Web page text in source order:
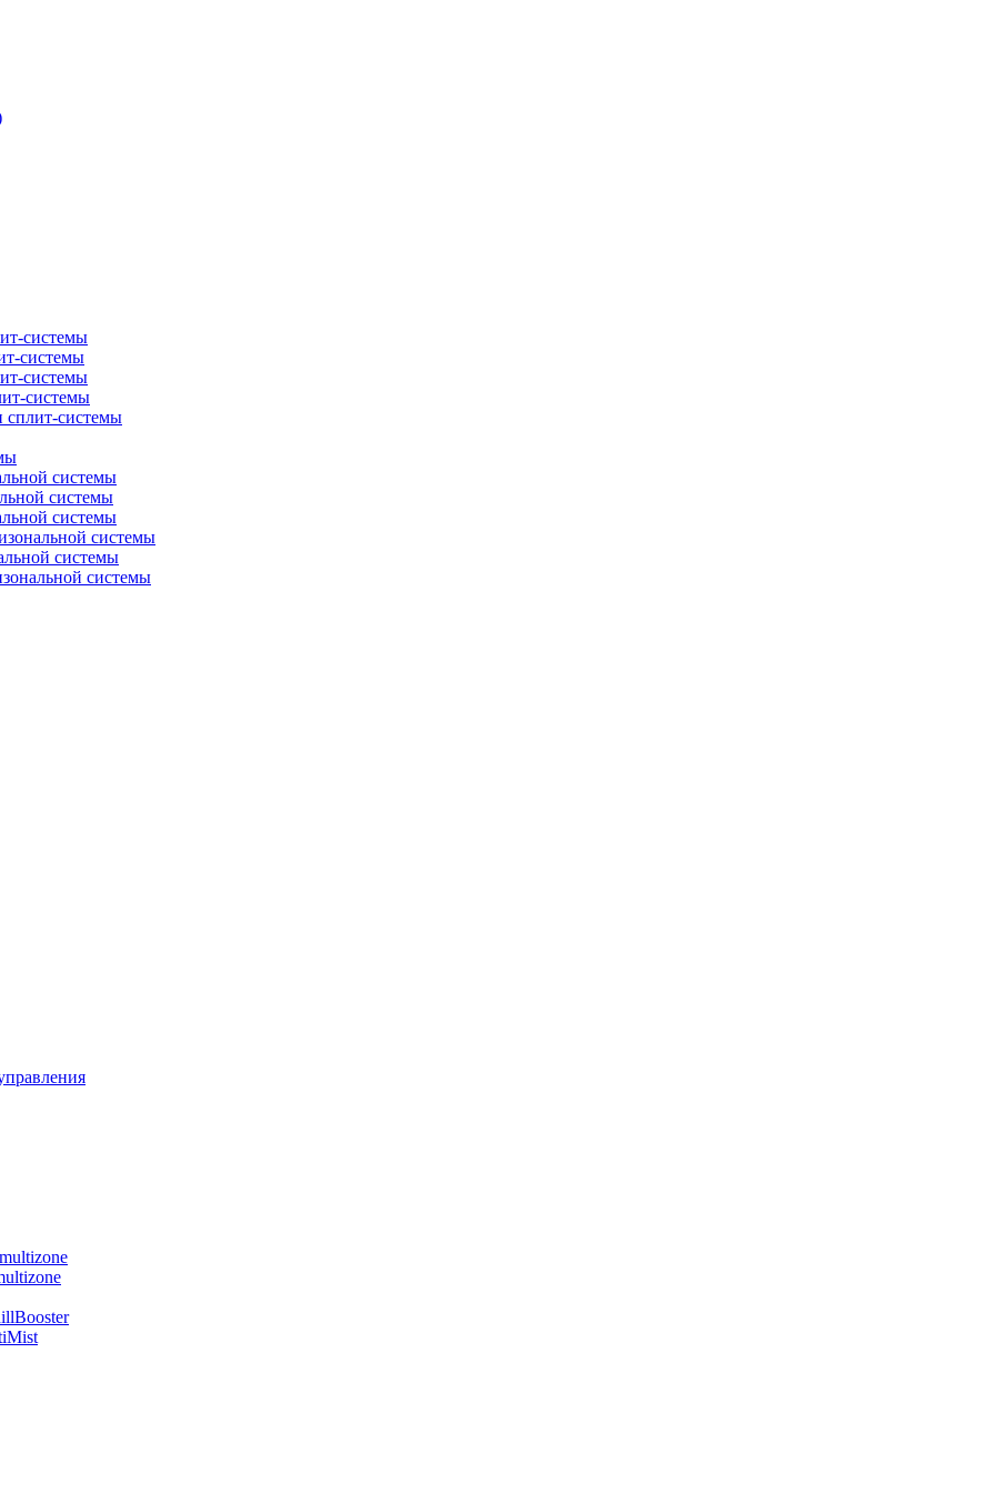
системы
системы
системы
системы
сплит-системы
системы
системы
системы
системы
системы
системы